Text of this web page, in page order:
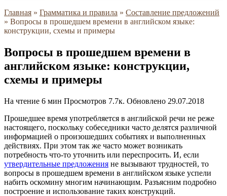
Главная » Грамматика и правила » Составление предложений
» Вопросы в прошедшем времени в английском языке:
конструкции, схемы и примеры
Вопросы в прошедшем времени в
английском языке: конструкции,
схемы и примеры
На чтение 6 мин Просмотров 7.7к. Обновлено 29.07.2018
Прошедшее время употребляется в английской речи не реже
настоящего, поскольку собеседники часто делятся различной
информацией о произошедших событиях и выполненных
действиях. При этом так же часто может возникать
потребность что-то уточнить или переспросить. И, если
утвердительные предложения не вызывают трудностей, то
вопросы в прошедшем времени в английском языке успели
набить оскомину многим начинающим. Разъясним подробно
построение и использование таких конструкций.